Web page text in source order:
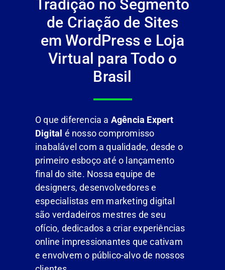
Tradição no Segmento
de Criação de Sites
em WordPress e Loja
Virtual para Todo o
Brasil
O que diferencia a Agência Expert
Digital é nosso compromisso
inabalável com a qualidade, desde o
primeiro esboço até o lançamento
final do site. Nossa equipe de
designers, desenvolvedores e
especialistas em marketing digital
são verdadeiros mestres de seu
ofício, dedicados a criar experiências
online impressionantes que cativam
e envolvem o público-alvo de nossos